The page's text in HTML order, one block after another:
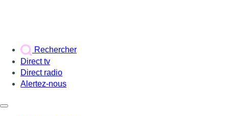
Rechercher
Direct tv
Direct radio
Alertez-nous